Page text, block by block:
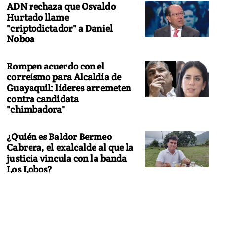
ADN rechaza que Osvaldo
Hurtado llame
"criptodictador" a Daniel
Noboa
Rompen acuerdo con el
correísmo para Alcaldía de
Guayaquil: líderes arremeten
contra candidata
"chimbadora"
¿Quién es Baldor Bermeo
Cabrera, el exalcalde al que la
justicia vincula con la banda
Los Lobos?